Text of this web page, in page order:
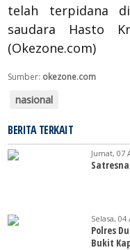
telah terpidana
saudara Hasto
(Okezone.com)
Sumber: okezone.com
nasional
BERITA TERKAIT
Jumat, 07
Selasa, 04
Polres
Bukit